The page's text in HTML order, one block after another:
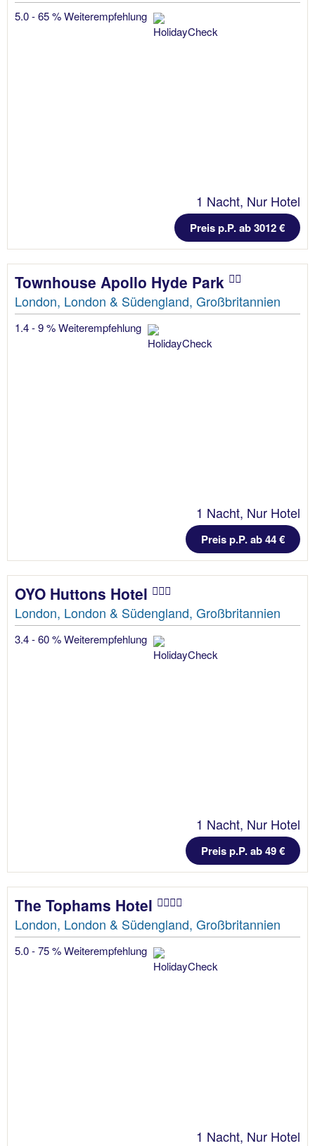
5.0 - 65 % Weiterempfehlung
1 Nacht, Nur Hotel
Preis p.P. ab 3012 €
Townhouse Apollo Hyde Park
London, London & Südengland, Großbritannien
1.4 - 9 % Weiterempfehlung
1 Nacht, Nur Hotel
Preis p.P. ab 44 €
OYO Huttons Hotel
London, London & Südengland, Großbritannien
3.4 - 60 % Weiterempfehlung
1 Nacht, Nur Hotel
Preis p.P. ab 49 €
The Tophams Hotel
London, London & Südengland, Großbritannien
5.0 - 75 % Weiterempfehlung
1 Nacht, Nur Hotel